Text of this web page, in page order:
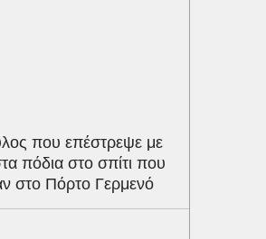
που επέστρεψε με
πόδια στο σπίτι που
στο Πόρτο Γερμενό